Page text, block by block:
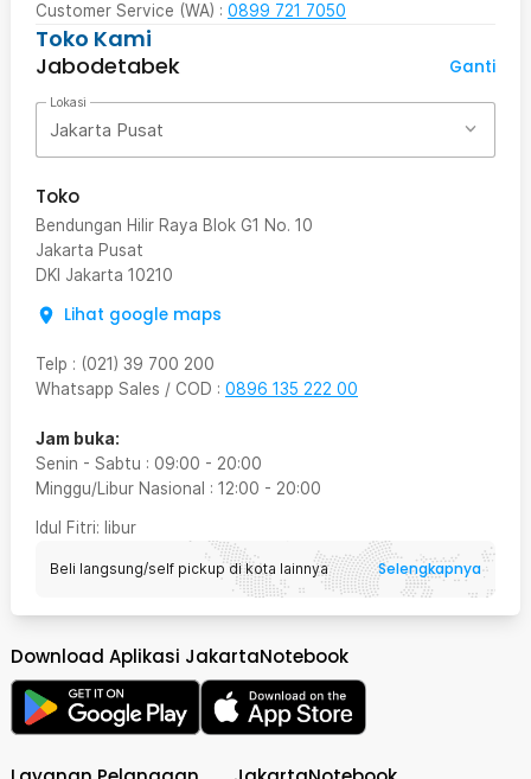
Customer Service (WA) : 0899 721 7050
Toko Kami
Jabodetabek
Ganti
Lokasi
Jakarta Pusat
Toko
Bendungan Hilir Raya Blok G1 No. 10
Jakarta Pusat
DKI Jakarta 10210
Lihat google maps
Telp : (021) 39 700 200
Whatsapp Sales / COD : 0896 135 222 00
Jam buka:
Senin - Sabtu : 09:00 - 20:00
Minggu/Libur Nasional : 12:00 - 20:00
Idul Fitri: libur
Beli langsung/self pickup di kota lainnya Selengkapnya
Download Aplikasi JakartaNotebook